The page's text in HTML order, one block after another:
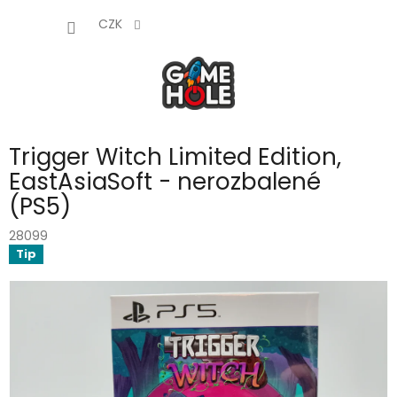
CZK
Trigger Witch Limited Edition,
EastAsiaSoft - nerozbalené
(PS5)
28099
Tip